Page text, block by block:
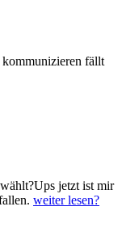
fällt
jetzt ist mir
weiter lesen?